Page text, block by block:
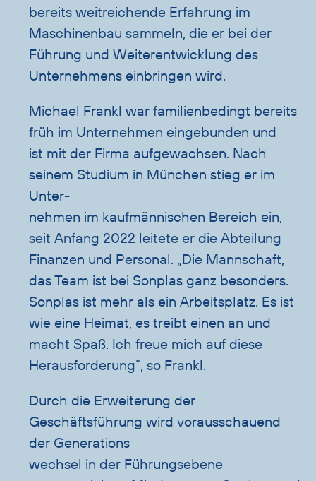
bereits weitreichende Erfahrung im
Maschinenbau sammeln, die er bei der
Führung und Weiterentwicklung des
Unternehmens einbringen wird.
Michael Frankl war familienbedingt bereits
früh im Unternehmen eingebunden und
ist mit der Firma aufgewachsen. Nach
seinem Studium in München stieg er im
Unter-
nehmen im kaufmännischen Bereich ein,
seit Anfang 2022 leitete er die Abteilung
Finanzen und Personal. „Die Mannschaft,
das Team ist bei Sonplas ganz besonders.
Sonplas ist mehr als ein Arbeitsplatz. Es ist
wie eine Heimat, es treibt einen an und
macht Spaß. Ich freue mich auf diese
Herausforderung“, so Frankl.
Durch die Erweiterung der
Geschäftsführung wird vorausschauend
der Generations-
wechsel in der Führungsebene